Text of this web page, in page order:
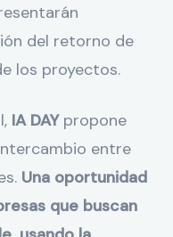
del retorno de
los proyectos.
IA DAY propone
entre
Una oportunidad
que buscan